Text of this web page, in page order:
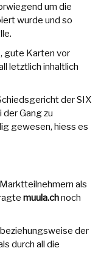
um die
wurde und so
gute Karten vor
letztlich inhaltlich
der SIX
Gang zu
gewesen, hiess es
als
muula.chnoch
der
durch all die